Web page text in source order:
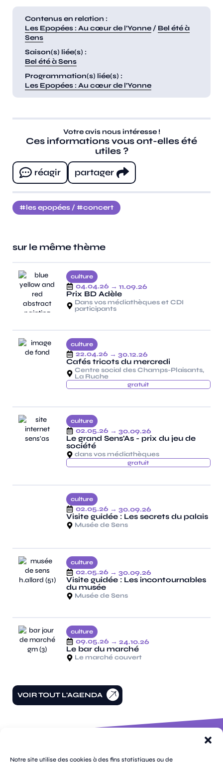
Notre site utilise des cookies à des fins statistiques ou de
Contenus en relation :
Les Epopées : Au cœur de l’Yonne / Bel été à
Sens
Saison(s) liée(s) :
Bel été à Sens
Programmation(s) liée(s) :
Les Epopées : Au cœur de l’Yonne
Votre avis nous intéresse !
Ces informations vous ont-elles été
utiles ?
réagir
partager
les epopées / concert
sur le même thème
culture
04.04.26 → 11.09.26
Prix BD Adèle
Dans vos médiathèques et CDI
participants
culture
22.04.26 → 30.12.26
Cafés tricots du mercredi
Centre social des Champs-Plaisants,
La Ruche
gratuit
culture
02.05.26 → 30.09.26
Le grand Sens'As - prix du jeu de
société
dans vos médiathèques
gratuit
culture
02.05.26 → 30.09.26
Visite guidée : Les secrets du palais
Musée de Sens
culture
02.05.26 → 30.09.26
Visite guidée : Les incontournables
du musée
Musée de Sens
culture
09.05.26 → 24.10.26
Le bar du marché
Le marché couvert
VOIR TOUT L'AGENDA
de la
pages